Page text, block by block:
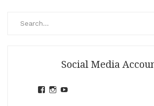
Social Media
ViewView